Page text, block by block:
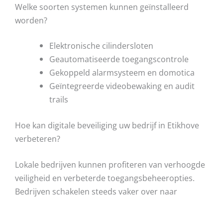
Welke soorten systemen kunnen geïnstalleerd
worden?
Elektronische cilindersloten
Geautomatiseerde toegangscontrole
Gekoppeld alarmsysteem en domotica
Geïntegreerde videobewaking en audit
trails
Hoe kan digitale beveiliging uw bedrijf in Etikhove
verbeteren?
Lokale bedrijven kunnen profiteren van verhoogde
veiligheid en verbeterde toegangsbeheeropties.
Bedrijven schakelen steeds vaker over naar